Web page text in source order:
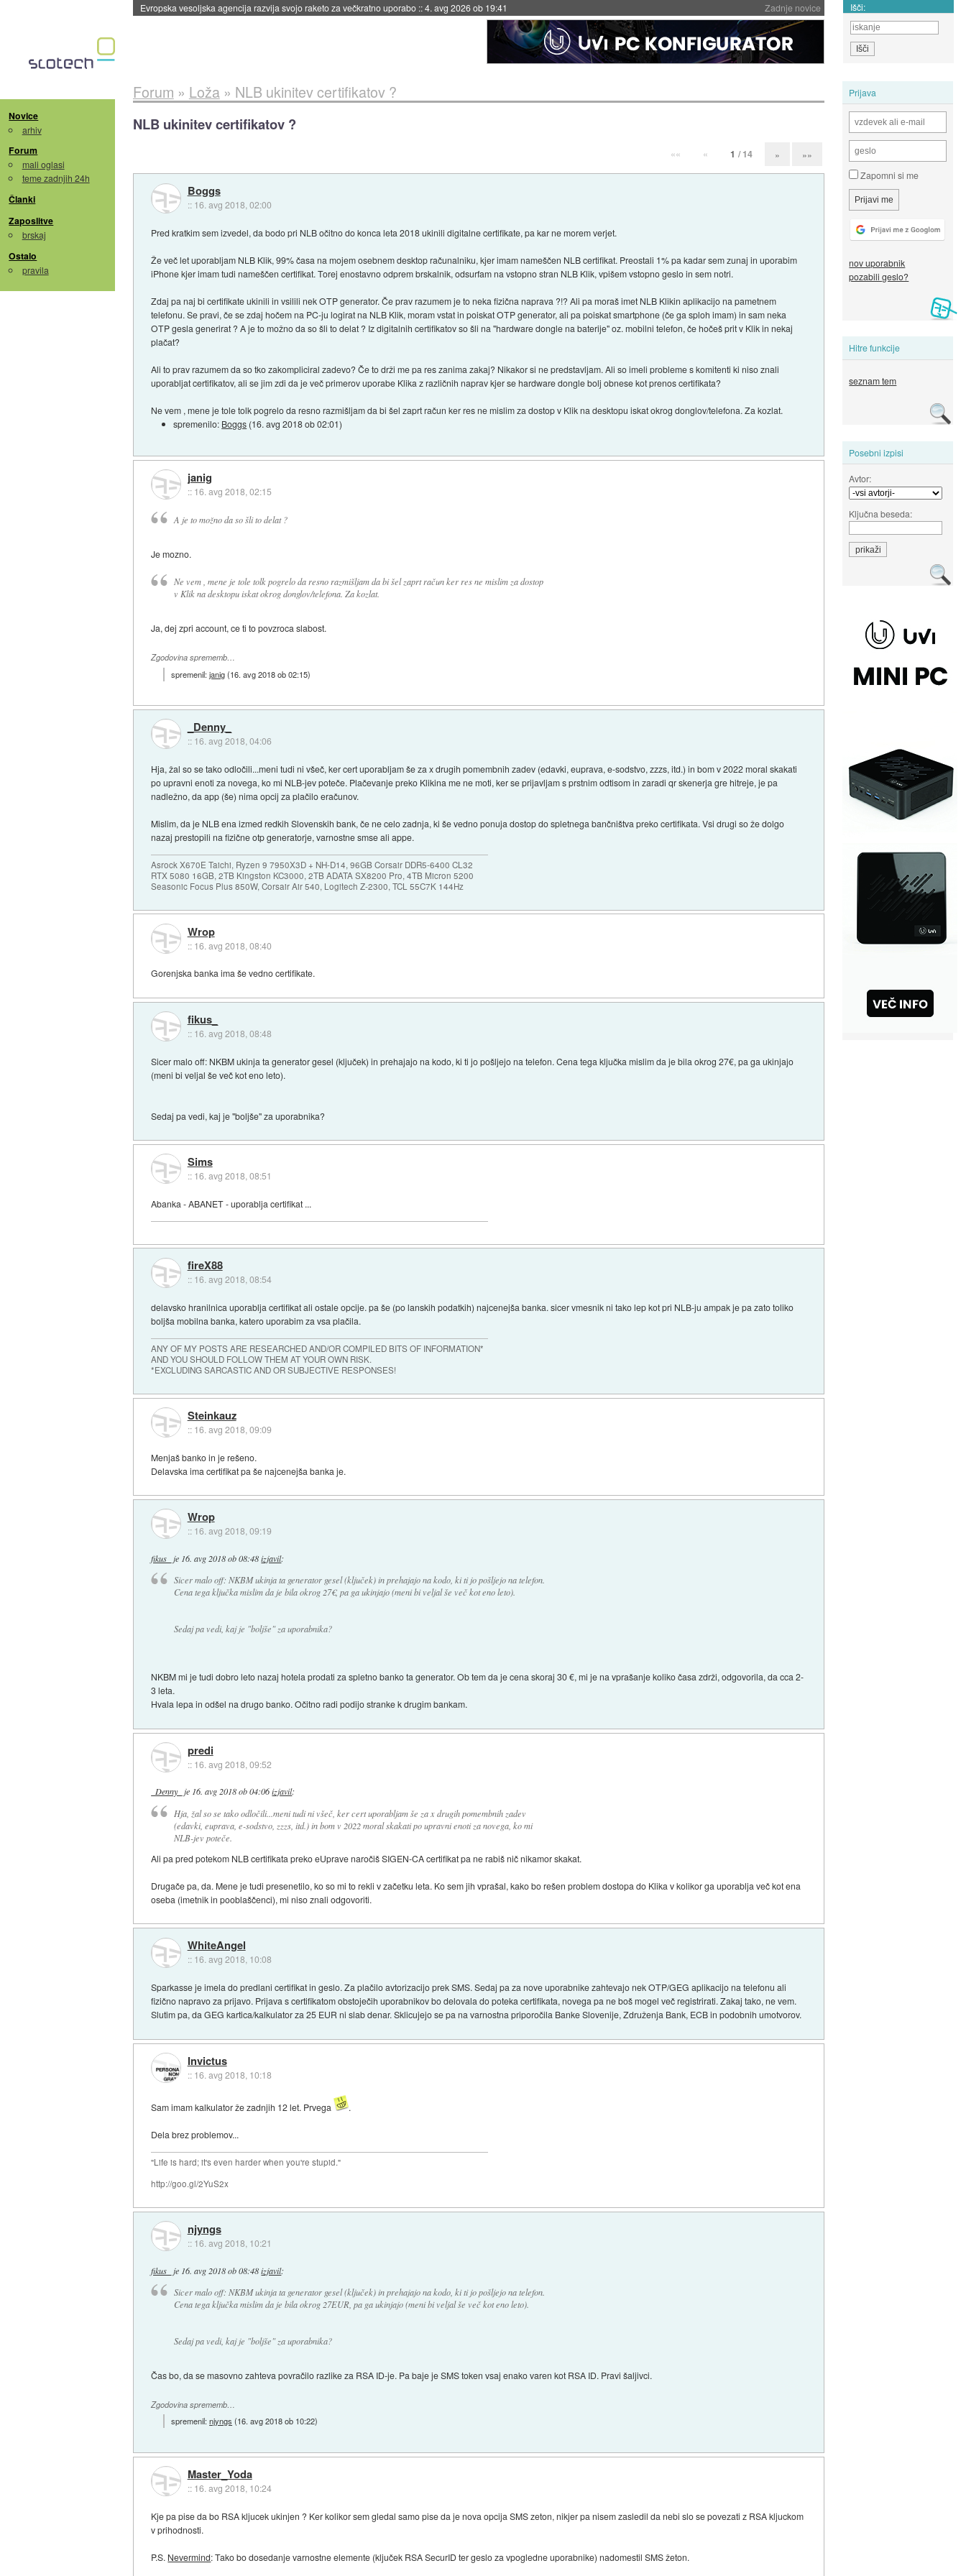
Zadnje novice
Evropska vesoljska agencija razvija svojo raketo za večkratno uporabo ::4. avg 2026 ob 19:41 Išči:
Novice
arhiv
Forum
mali oglasi
teme zadnjih 24h
Članki
Zaposlitve
brskaj
Ostalo
pravila
Prijava
Zapomni si me
nov uporabnik
pozabili geslo?
Hitre funkcije
seznam tem
Posebni izpisi
Avtor:
Ključna beseda:
Forum » Loža» NLB ukinitev certifikatov ?
NLB ukinitev certifikatov ?
«« « 1 / 14 » »»
Boggs
:: 16. avg 2018, 02:00
Pred kratkim sem izvedel, da bodo pri NLB očitno do konca leta 2018 ukinili digitalne certifikate, pa kar ne morem verjet.
Že več let uporabljam NLB Klik, 99% časa na mojem osebnem desktop računalniku, kjer imam nameščen NLB certifikat. Preostali 1% pa kadar sem zunaj in uporabim
iPhone kjer imam tudi nameščen certifikat. Torej enostavno odprem brskalnik, odsurfam na vstopno stran NLB Klik, vpišem vstopno geslo in sem notri.
Zdaj pa naj bi certifikate ukinili in vsilili nek OTP generator. Če prav razumem je to neka fizična naprava ?!? Ali pa moraš imet NLB Klikin aplikacijo na pametnem
telefonu. Se pravi, če se zdaj hočem na PC-ju logirat na NLB Klik, moram vstat in poiskat OTP generator, ali pa poiskat smartphone (če ga sploh imam) in sam neka
OTP gesla generirat ? A je to možno da so šli to delat ? Iz digitalnih certifikatov so šli na "hardware dongle na baterije" oz. mobilni telefon, če hočeš prit v Klik in nekaj
plačat?
Ali to prav razumem da so tko zakompliciral zadevo? Če to drži me pa res zanima zakaj? Nikakor si ne predstavljam. Ali so imeli probleme s komitenti ki niso znali
uporabljat certifikatov, ali se jim zdi da je več primerov uporabe Klika z različnih naprav kjer se hardware dongle bolj obnese kot prenos certifikata?
Ne vem , mene je tole tolk pogrelo da resno razmišljam da bi šel zaprt račun ker res ne mislim za dostop v Klik na desktopu iskat okrog donglov/telefona. Za kozlat.
spremenilo: Boggs (16. avg 2018 ob 02:01)
janig
:: 16. avg 2018, 02:15
A je to možno da so šli to delat ?
Je mozno.
Ne vem , mene je tole tolk pogrelo da resno razmišljam da bi šel zaprt račun ker res ne mislim za dostop
v Klik na desktopu iskat okrog donglov/telefona. Za kozlat.
Ja, dej zpri account, ce ti to povzroca slabost.
Zgodovina sprememb…
spremenil:janig(16. avg 2018 ob 02:15)
_Denny_
:: 16. avg 2018, 04:06
Hja, žal so se tako odločili...meni tudi ni všeč, ker cert uporabljam še za x drugih pomembnih zadev (edavki, euprava, e-sodstvo, zzzs, itd.) in bom v 2022 moral skakati
po upravni enoti za novega, ko mi NLB-jev poteče. Plačevanje preko Klikina me ne moti, ker se prijavljam s prstnim odtisom in zaradi qr skenerja gre hitreje, je pa
nadležno, da app (še) nima opcij za plačilo eračunov.
Mislim, da je NLB ena izmed redkih Slovenskih bank, če ne celo zadnja, ki še vedno ponuja dostop do spletnega bančništva preko certifikata. Vsi drugi so že dolgo
nazaj prestopili na fizične otp generatorje, varnostne smse ali appe.
Asrock X670E Taichi, Ryzen 9 7950X3D + NH-D14, 96GB Corsair DDR5-6400 CL32
RTX 5080 16GB, 2TB Kingston KC3000, 2TB ADATA SX8200 Pro, 4TB Micron 5200
Seasonic Focus Plus 850W, Corsair Air 540, Logitech Z-2300, TCL 55C7K 144Hz
Wrop
:: 16. avg 2018, 08:40
Gorenjska banka ima še vedno certifikate.
fikus_
:: 16. avg 2018, 08:48
Sicer malo off: NKBM ukinja ta generator gesel (ključek) in prehajajo na kodo, ki ti jo pošljejo na telefon. Cena tega ključka mislim da je bila okrog 27€, pa ga ukinjajo
(meni bi veljal še več kot eno leto).
Sedaj pa vedi, kaj je "boljše" za uporabnika?
Sims
:: 16. avg 2018, 08:51
Abanka - ABANET - uporablja certifikat ...
fireX88
:: 16. avg 2018, 08:54
delavsko hranilnica uporablja certifikat ali ostale opcije. pa še (po lanskih podatkih) najcenejša banka. sicer vmesnik ni tako lep kot pri NLB-ju ampak je pa zato toliko
boljša mobilna banka, katero uporabim za vsa plačila.
ANY OF MY POSTS ARE RESEARCHED AND/OR COMPILED BITS OF INFORMATION*
AND YOU SHOULD FOLLOW THEM AT YOUR OWN RISK.
*EXCLUDING SARCASTIC AND OR SUBJECTIVE RESPONSES!
Steinkauz
:: 16. avg 2018, 09:09
Menjaš banko in je rešeno.
Delavska ima certifikat pa še najcenejša banka je.
Wrop
:: 16. avg 2018, 09:19
fikus_ je 16. avg 2018 ob 08:48 izjavil:
Sicer malo off: NKBM ukinja ta generator gesel (ključek) in prehajajo na kodo, ki ti jo pošljejo na telefon.
Cena tega ključka mislim da je bila okrog 27€, pa ga ukinjajo (meni bi veljal še več kot eno leto).
Sedaj pa vedi, kaj je "boljše" za uporabnika?
NKBM mi je tudi dobro leto nazaj hotela prodati za spletno banko ta generator. Ob tem da je cena skoraj 30 €, mi je na vprašanje koliko časa zdrži, odgovorila, da cca 2-
3 leta.
Hvala lepa in odšel na drugo banko. Očitno radi podijo stranke k drugim bankam.
predi
:: 16. avg 2018, 09:52
_Denny_ je 16. avg 2018 ob 04:06 izjavil:
Hja, žal so se tako odločili...meni tudi ni všeč, ker cert uporabljam še za x drugih pomembnih zadev
(edavki, euprava, e-sodstvo, zzzs, itd.) in bom v 2022 moral skakati po upravni enoti za novega, ko mi
NLB-jev poteče.
Ali pa pred potekom NLB certifikata preko eUprave naročiš SIGEN-CA certifikat pa ne rabiš nič nikamor skakat.
Drugače pa, da. Mene je tudi presenetilo, ko so mi to rekli v začetku leta. Ko sem jih vprašal, kako bo rešen problem dostopa do Klika v kolikor ga uporablja več kot ena
oseba (imetnik in pooblaščenci), mi niso znali odgovoriti.
WhiteAngel
:: 16. avg 2018, 10:08
Sparkasse je imela do predlani certifikat in geslo. Za plačilo avtorizacijo prek SMS. Sedaj pa za nove uporabnike zahtevajo nek OTP/GEG aplikacijo na telefonu ali
fizično napravo za prijavo. Prijava s certifikatom obstoječih uporabnikov bo delovala do poteka certifikata, novega pa ne boš mogel več registrirati. Zakaj tako, ne vem.
Slutim pa, da GEG kartica/kalkulator za 25 EUR ni slab denar. Sklicujejo se pa na varnostna priporočila Banke Slovenije, Združenja Bank, ECB in podobnih umotvorov.
Invictus
:: 16. avg 2018, 10:18
Sam imam kalkulator že zadnjih 12 let. Prvega .
Dela brez problemov...
"Life is hard; it's even harder when you're stupid."
http://goo.gl/2YuS2x
njyngs
:: 16. avg 2018, 10:21
fikus_ je 16. avg 2018 ob 08:48 izjavil:
Sicer malo off: NKBM ukinja ta generator gesel (ključek) in prehajajo na kodo, ki ti jo pošljejo na telefon.
Cena tega ključka mislim da je bila okrog 27EUR, pa ga ukinjajo (meni bi veljal še več kot eno leto).
Sedaj pa vedi, kaj je "boljše" za uporabnika?
Čas bo, da se masovno zahteva povračilo razlike za RSA ID-je. Pa baje je SMS token vsaj enako varen kot RSA ID. Pravi šaljivci.
Zgodovina sprememb…
spremenil:njyngs (16. avg 2018 ob 10:22)
Master_Yoda
:: 16. avg 2018, 10:24
Kje pa pise da bo RSA kljucek ukinjen ? Ker kolikor sem gledal samo pise da je nova opcija SMS zeton, nikjer pa nisem zasledil da nebi slo se povezati z RSA kljuckom
v prihodnosti.
P.S. Nevermind: Tako bo dosedanje varnostne elemente (ključek RSA SecurID ter geslo za vpogledne uporabnike) nadomestil SMS žeton.